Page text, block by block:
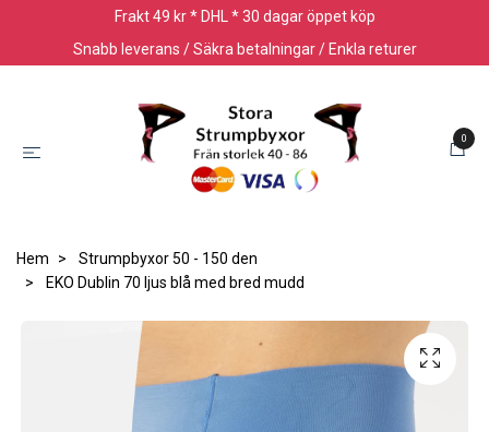
Frakt 49 kr * DHL * 30 dagar öppet köp
Snabb leverans / Säkra betalningar / Enkla returer
0
Hem
Strumpbyxor 50 - 150 den
EKO Dublin 70 ljus blå med bred mudd